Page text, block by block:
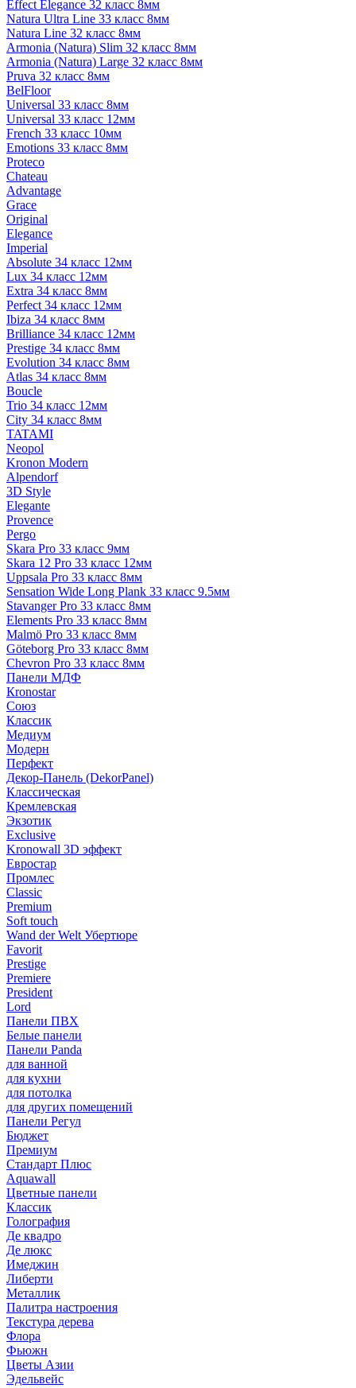
Effect Elegance 32 класс 8мм
Natura Ultra Line 33 класс 8мм
Natura Line 32 класс 8мм
Armonia (Natura) Slim 32 класс 8мм
Armonia (Natura) Large 32 класс 8мм
Pruva 32 класс 8мм
BelFloor
Universal 33 класс 8мм
Universal 33 класс 12мм
French 33 класс 10мм
Emotions 33 класс 8мм
Proteco
Chateau
Advantage
Grace
Original
Elegance
Imperial
Absolute 34 класс 12мм
Lux 34 класс 12мм
Extra 34 класс 8мм
Perfect 34 класс 12мм
Ibiza 34 класс 8мм
Brilliance 34 класс 12мм
Prestige 34 класс 8мм
Evolution 34 класс 8мм
Atlas 34 класс 8мм
Boucle
Trio 34 класс 12мм
City 34 класс 8мм
TATAMI
Neopol
Kronon Modern
Alpendorf
3D Style
Elegante
Provence
Pergo
Skara Pro 33 класс 9мм
Skara 12 Pro 33 класс 12мм
Uppsala Pro 33 класс 8мм
Sensation Wide Long Plank 33 класс 9.5мм
Stavanger Pro 33 класс 8мм
Elements Pro 33 класс 8мм
Malmö Pro 33 класс 8мм
Göteborg Pro 33 класс 8мм
Chevron Pro 33 класс 8мм
Панели МДФ
Кronostar
Союз
Классик
Медиум
Модерн
Перфект
Декор-Панель (DekorPanel)
Классическая
Кремлевская
Экзотик
Exclusive
Kronowall 3D эффект
Евростар
Промлес
Classic
Premium
Soft touch
Wand der Welt Убертюре
Favorit
Prestige
Premiere
President
Lord
Панели ПВХ
Белые панели
Панели Panda
для ванной
для кухни
для потолка
для других помещений
Панели Регул
Бюджет
Премиум
Стандарт Плюс
Aquawall
Цветные панели
Классик
Голография
Де квадро
Де люкс
Имеджин
Либерти
Металлик
Палитра настроения
Текстура дерева
Флора
Фьюжн
Цветы Азии
Эдельвейс